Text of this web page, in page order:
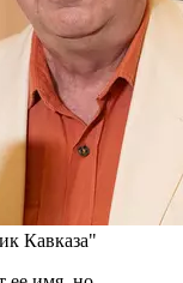
Кавказа"